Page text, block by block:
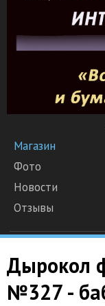
Магазин
Фото
Новости
Отзывы
Дырокол
№327 -